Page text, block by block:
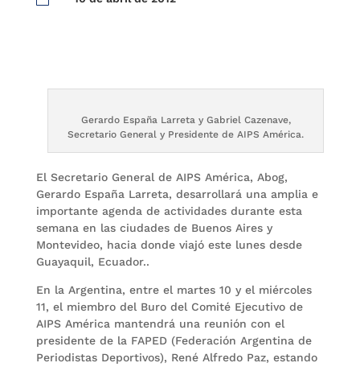
Gerardo España Larreta y Gabriel Cazenave,
Secretario General y Presidente de AIPS América.
El Secretario General de AIPS América, Abog,
Gerardo España Larreta, desarrollará una amplia e
importante agenda de actividades durante esta
semana en las ciudades de Buenos Aires y
Montevideo, hacia donde viajó este lunes desde
Guayaquil, Ecuador..
En la Argentina, entre el martes 10 y el miércoles
11, el miembro del Buro del Comité Ejecutivo de
AIPS América mantendrá una reunión con el
presidente de la FAPED (Federación Argentina de
Periodistas Deportivos), René Alfredo Paz, estando